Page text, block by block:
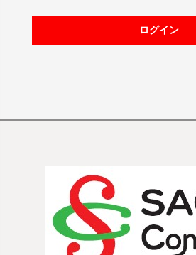
ログイン